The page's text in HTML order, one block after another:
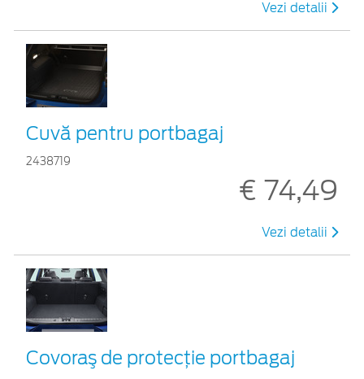
Vezi detalii
Cuvă pentru portbagaj
2438719
€ 74,49
Vezi detalii
Covoraş de protecţie portbagaj